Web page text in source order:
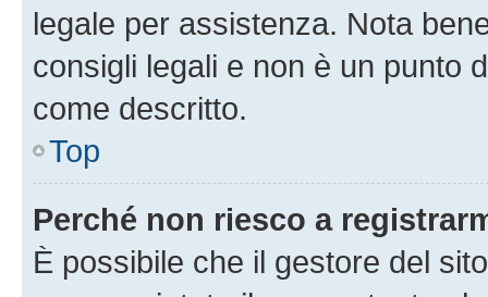
legale per assistenza. Nota
consigli legali e non è un punto
come descritto.
Top
Perché non riesco a
È possibile che il gestore del